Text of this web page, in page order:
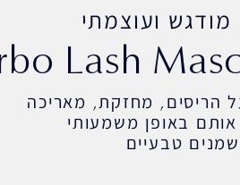
ועוצמתי
Lash‎
הריסים, מחזקת, מאריכה
באופן משמעותי
טבעיים